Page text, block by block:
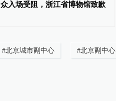
众入场受阻，浙江省博物馆致歉
#北京城市副中心 #北京副中心